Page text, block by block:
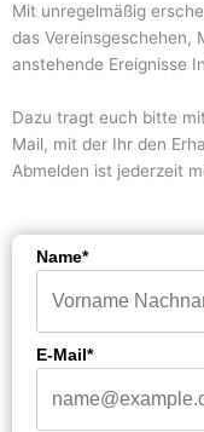
Mit unregelmäßig
das Vereinsgeschehen,
anstehende Ereignisse
Dazu tragt euch bitte
Mail, mit der Ihr den
Abmelden ist jederzeit
Name*
E-Mail*